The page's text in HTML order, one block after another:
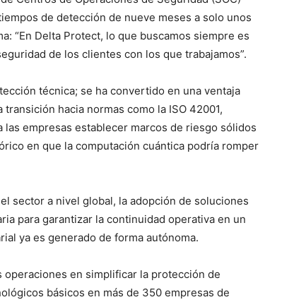
de detección de nueve meses a solo unos
“En Delta Protect, lo que buscamos siempre es
de los clientes con los que trabajamos”.
técnica; se ha convertido en una ventaja
hacia normas como la ISO 42001,
empresas establecer marcos de riesgo sólidos
en que la computación cuántica podría romper
sector a nivel global, la adopción de soluciones
para garantizar la continuidad operativa en un
ya es generado de forma autónoma.
en simplificar la protección de
básicos en más de 350 empresas de